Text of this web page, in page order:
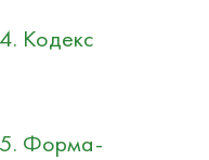
Кодекс
5. Форма-